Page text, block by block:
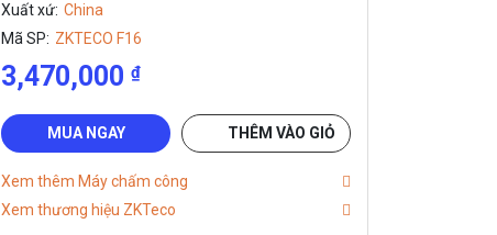
Xuất xứ: China
Mã SP: ZKTECO F16
3,470,000 ₫
MUA NGAY THÊM VÀO GIỎ
Xem thêm Máy chấm công
Xem thương hiệu ZKTeco